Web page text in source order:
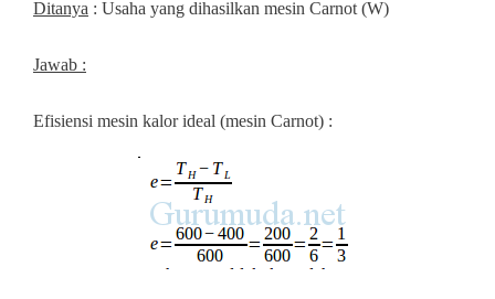
Ditanya : Usaha yang dihasilkan mesin Carnot (W)
Jawab :
Efisiensi mesin kalor ideal (mesin Carnot) :